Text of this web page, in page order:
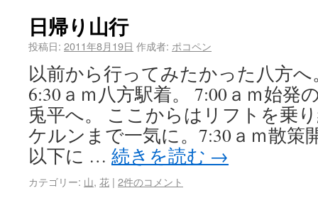
日帰り山行
投稿日: 2011年8月19日 作成者: ポコペン
以前から行ってみたかった八方へ
6:30ａｍ八方駅着。 7:00ａｍ始発
兎平へ。 ここからはリフトを乗
ケルンまで一気に。7:30ａｍ散
以下に … 続きを読む →
カテゴリー: 山, 花 | 2件のコメント